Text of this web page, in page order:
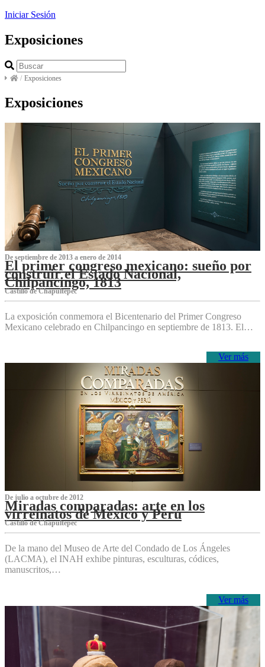
Iniciar Sesión
Exposiciones
/ Exposiciones
Exposiciones
De septiembre de 2013 a enero de 2014
El primer congreso mexicano: sueño por
construir el Estado Nacional,
Chilpancingo, 1813
Castillo de Chapultepec
La exposición conmemora el Bicentenario del Primer Congreso
Mexicano celebrado en Chilpancingo en septiembre de 1813. El…
Ver más
De julio a octubre de 2012
Miradas comparadas: arte en los
virreinatos de México y Perú
Castillo de Chapultepec
De la mano del Museo de Arte del Condado de Los Ángeles
(LACMA), el INAH exhibe pinturas, esculturas, códices,
manuscritos,…
Ver más